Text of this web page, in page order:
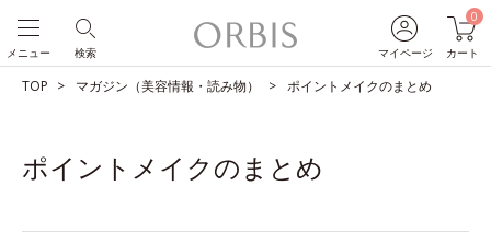
マイページ
0
カート
検索
メニュー
TOP マガジン（美容情報・読み物） ポイントメイクのまとめ
ポイントメイクのまとめ